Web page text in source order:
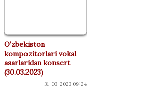
O‘zbekiston
kompozitorlari vokal
asarlaridan konsert
(30.03.2023)
31-03-2023 09:24